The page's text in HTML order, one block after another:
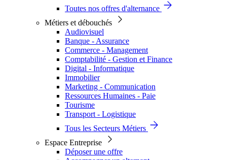
Toutes nos offres d'alternance
Métiers et débouchés
Audiovisuel
Banque - Assurance
Commerce - Management
Comptabilité - Gestion et Finance
Digital - Informatique
Immobilier
Marketing - Communication
Ressources Humaines - Paie
Tourisme
Transport - Logistique
Tous les Secteurs Métiers
Espace Entreprise
Déposer une offre